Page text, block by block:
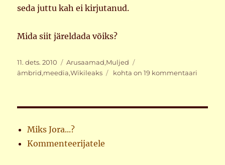
seda juttu kah ei kirjutanud.
Mida siit järeldada võiks?
Postitatud
11. dets. 2010 Rubriigid
Arusaamad,Muljed
ämbrid,meedia,Wikileaks Huvitav…
kohta on 19 kommentaari
Miks Jora...?
Kommenteerijatele